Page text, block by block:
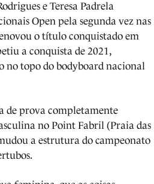
e Teresa Padrela
Open pela segunda vez nas
o título conquistado em
a conquista de 2021,
no topo do bodyboard nacional
de prova completamente
no Point Fabril (Praia das
a estrutura do campeonato